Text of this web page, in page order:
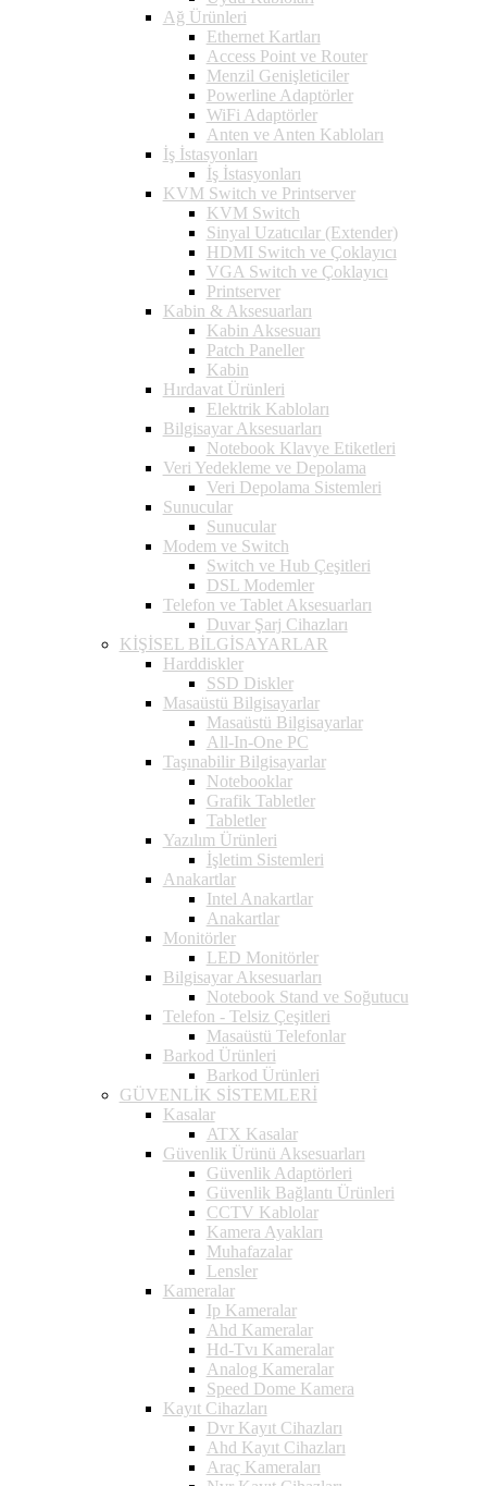
Ağ Ürünleri
Ethernet Kartları
Access Point ve Router
Menzil Genişleticiler
Powerline Adaptörler
WiFi Adaptörler
Anten ve Anten Kabloları
İş İstasyonları
İş İstasyonları
KVM Switch ve Printserver
KVM Switch
Sinyal Uzatıcılar (Extender)
HDMI Switch ve Çoklayıcı
VGA Switch ve Çoklayıcı
Printserver
Kabin & Aksesuarları
Kabin Aksesuarı
Patch Paneller
Kabin
Hırdavat Ürünleri
Elektrik Kabloları
Bilgisayar Aksesuarları
Notebook Klavye Etiketleri
Veri Yedekleme ve Depolama
Veri Depolama Sistemleri
Sunucular
Sunucular
Modem ve Switch
Switch ve Hub Çeşitleri
DSL Modemler
Telefon ve Tablet Aksesuarları
Duvar Şarj Cihazları
KİŞİSEL BİLGİSAYARLAR
Harddiskler
SSD Diskler
Masaüstü Bilgisayarlar
Masaüstü Bilgisayarlar
All-In-One PC
Taşınabilir Bilgisayarlar
Notebooklar
Grafik Tabletler
Tabletler
Yazılım Ürünleri
İşletim Sistemleri
Anakartlar
Intel Anakartlar
Anakartlar
Monitörler
LED Monitörler
Bilgisayar Aksesuarları
Notebook Stand ve Soğutucu
Telefon - Telsiz Çeşitleri
Masaüstü Telefonlar
Barkod Ürünleri
Barkod Ürünleri
GÜVENLİK SİSTEMLERİ
Kasalar
ATX Kasalar
Güvenlik Ürünü Aksesuarları
Güvenlik Adaptörleri
Güvenlik Bağlantı Ürünleri
CCTV Kablolar
Kamera Ayakları
Muhafazalar
Lensler
Kameralar
Ip Kameralar
Ahd Kameralar
Hd-Tvı Kameralar
Analog Kameralar
Speed Dome Kamera
Kayıt Cihazları
Dvr Kayıt Cihazları
Ahd Kayıt Cihazları
Araç Kameraları